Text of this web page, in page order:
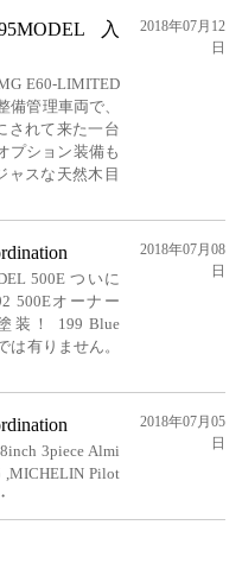
入
E60-LIMITED
備管理車両で、
されて来た一台
プション装備も
ャスな天然木目
2018年07月12
日
500E ついに
500Eオーナー
装！ 199 Blue
は有りません。
2018年07月08
日
3piece Almi
,MICHELIN Pilot
2018年07月05
日